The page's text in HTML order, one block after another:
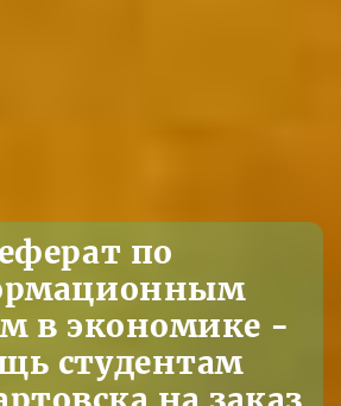
по
в экономике -
студентам